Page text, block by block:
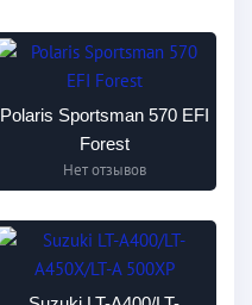
Polaris Sportsman 570 EFI
Forest
Нет отзывов